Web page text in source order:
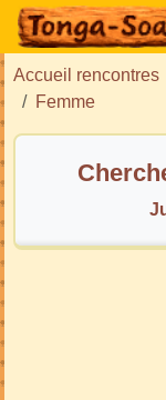
Accueil rencontres
Femme